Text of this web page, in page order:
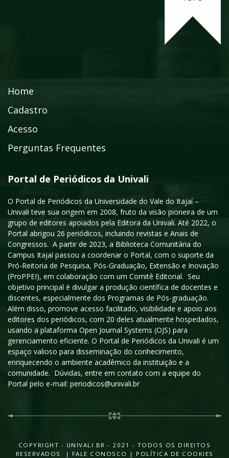
Home
Cadastro
Acesso
Perguntas Frequentes
Portal de Periódicos da Univali
O Portal de Periódicos da Universidade do Vale do Itajaí –
Univali teve sua origem em 2008, fruto da visão pioneira de um
grupo de editores apoiados pela Editora da Univali. Até 2022, o
Portal abrigou 26 periódicos, incluindo revistas e Anais de
Congressos. A partir de 2023, a Biblioteca Comunitária do
Campus Itajaí passou a coordenar o Portal, com o suporte da
Pró-Reitoria de Pesquisa, Pós-Graduação, Extensão e Inovação
(ProPPEI), em colaboração com um Comitê Editorial. Seu
objetivo principal é divulgar a produção científica de docentes e
discentes, especialmente dos Programas de Pós-graduação.
Além disso, promove acesso facilitado, visibilidade e apoio aos
editores dos periódicos, com 20 deles atualmente hospedados,
usando a plataforma Open Journal Systems (OJS) para
gerenciamento eficiente. O Portal de Periódicos da Univali é um
espaço valioso para disseminação do conhecimento,
enriquecendo o ambiente acadêmico da instituição e a
comunidade. Dúvidas, entre em contato com a equipe do
Portal pelo e-mail: periodicos@univali.br
COPYRIGHT - UNIVALI.BR - 2021 - TODOS OS DIREITOS
RESERVADOS |
FALE CONOSCO | POLÍTICA DE COOKIES